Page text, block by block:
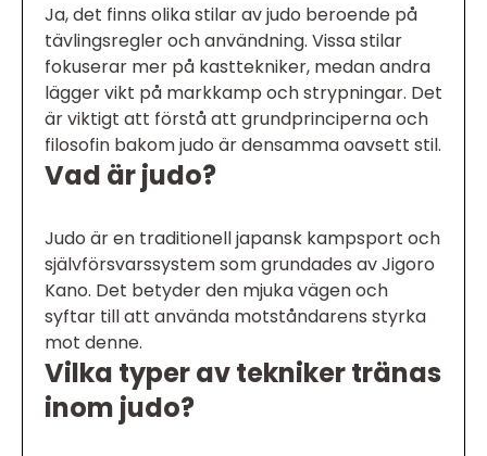
Ja, det finns olika stilar av judo beroende på
tävlingsregler och användning. Vissa stilar
fokuserar mer på kasttekniker, medan andra
lägger vikt på markkamp och strypningar. Det
är viktigt att förstå att grundprinciperna och
filosofin bakom judo är densamma oavsett stil.
Vad är judo?
Judo är en traditionell japansk kampsport och
självförsvarssystem som grundades av Jigoro
Kano. Det betyder den mjuka vägen och
syftar till att använda motståndarens styrka
mot denne.
Vilka typer av tekniker tränas
inom judo?